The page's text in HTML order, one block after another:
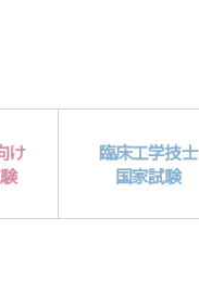
け
臨床工学技士
国家試験